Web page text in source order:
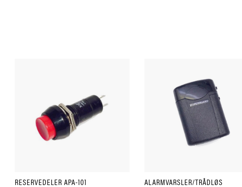
RESERVEDELER APA-101 ALARMVARSLER/TRÅDLØS